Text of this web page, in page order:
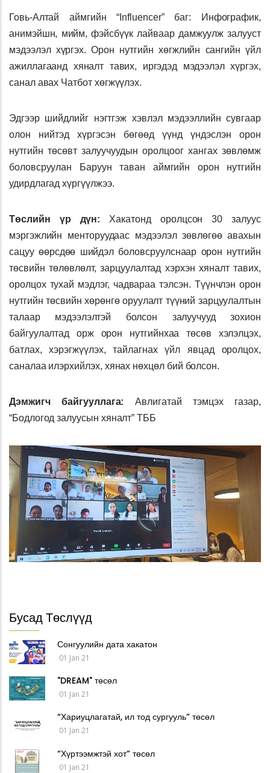
Говь-Алтай аймгийн “Influencer” баг: Инфографик,
анимэйшн, мийм, фэйсбүүк лайваар дамжуулж залууст
мэдээлэл хүргэх. Орон нутгийн хөгжлийн сангийн үйл
ажиллагаанд хяналт тавих, иргэдэд мэдээлэл хүргэх,
санал авах Чатбот хөгжүүлэх.
Эдгээр шийдлийг нэгтгэж хэвлэл мэдээллийн сувгаар
олон нийтэд хүргэсэн бөгөөд үүнд үндэслэн орон
нутгийн төсөвт залуучуудын оролцоог хангах зөвлөмж
боловсруулан Баруун таван аймгийн орон нутгийн
удирдлагад хүргүүлжээ.
Төслийн үр дүн: Хакатонд оролцсон 30 залуус
мэргэжлийн менторуудаас мэдээлэл зөвлөгөө авахын
сацуу өөрсдөө шийдэл боловсруулснаар орон нутгийн
төсвийн төлөвлөлт, зарцуулалтад хэрхэн хяналт тавих,
оролцох тухай мэдлэг, чадвараа тэлсэн. Түүнчлэн орон
нутгийн төсвийн хөрөнгө оруулалт түүний зарцуулалтын
талаар мэдээлэлтэй болсон залуучууд зохион
байгуулалтад орж орон нутгийнхаа төсөв хэлэлцэх,
батлах, хэрэгжүүлэх, тайлагнах үйл явцад оролцох,
саналаа илэрхийлэх, хянах нөхцөл бий болсон.
Дэмжигч байгууллага:Авлигатай тэмцэх газар,
“Бодлогод залуусын хяналт” ТББ
Бусад Төслүүд
Сонгуулийн дата хакатон
01 Jan 21
"DREAM" төсөл
01 Jan 21
“Хариуцлагатай, ил тод сургууль” төсөл
01 Jan 21
“Хүртээмжтэй хот” төсөл
01 Jan 21